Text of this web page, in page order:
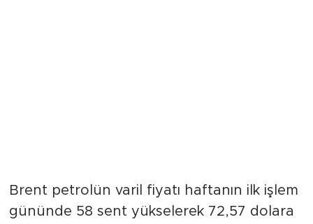
Brent petrolün varil fiyatı haftanın ilk işlem
gününde 58 sent yükselerek 72,57 dolara